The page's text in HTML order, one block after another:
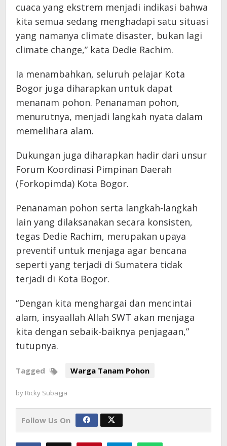
cuaca yang ekstrem menjadi indikasi bahwa
kita semua sedang menghadapi satu situasi
yang namanya climate disaster, bukan lagi
climate change,” kata Dedie Rachim.
Ia menambahkan, seluruh pelajar Kota
Bogor juga diharapkan untuk dapat
menanam pohon. Penanaman pohon,
menurutnya, menjadi langkah nyata dalam
memelihara alam.
Dukungan juga diharapkan hadir dari unsur
Forum Koordinasi Pimpinan Daerah
(Forkopimda) Kota Bogor.
Penanaman pohon serta langkah-langkah
lain yang dilaksanakan secara konsisten,
tegas Dedie Rachim, merupakan upaya
preventif untuk menjaga agar bencana
seperti yang terjadi di Sumatera tidak
terjadi di Kota Bogor.
“Dengan kita menghargai dan mencintai
alam, insyaallah Allah SWT akan menjaga
kita dengan sebaik-baiknya penjagaan,”
tutupnya.
Tagged Warga Tanam Pohon
by Ricky Subagja
Follow Us On